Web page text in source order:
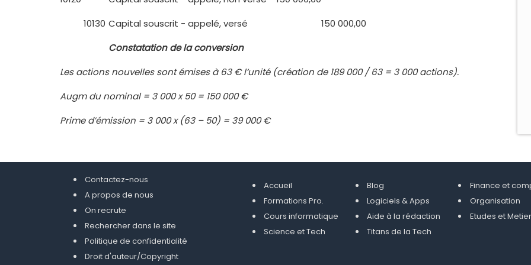
10130 Capital souscrit - appelé, versé
150 000,00
Constatation de la conversion
Les actions nouvelles sont émises à 63 € l’unité (création de 189 000 / 63 = 3 000 actions).
Augm du nominal = 3 000 x 50 = 150 000 €
Prime d’émission = 3 000 x (63 – 50) = 39 000 €
Contactez-nous
A propos de nous
On recrute
Rechercher dans le site
Politique de confidentialité
Droit d'auteur/Copyright
Accueil Blog
Finance et
Formations Pro.
Logiciels & Apps
Organisation
Cours informatique
Aide à la rédaction
Etudes et
Science et Tech
Titans de la Tech